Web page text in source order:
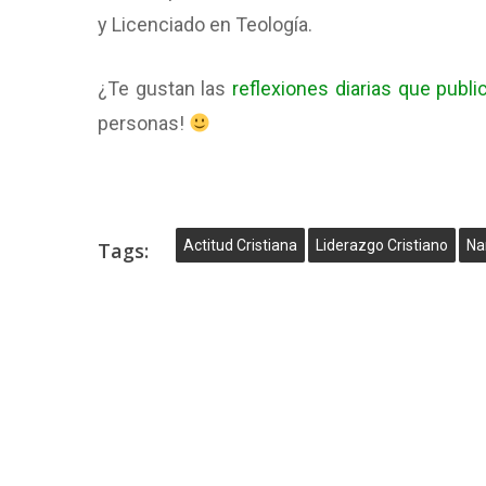
y Licenciado en Teología.
¿Te gustan las reflexiones diarias que
personas!
Tags: Actitud Cristiana Liderazgo Cristiano